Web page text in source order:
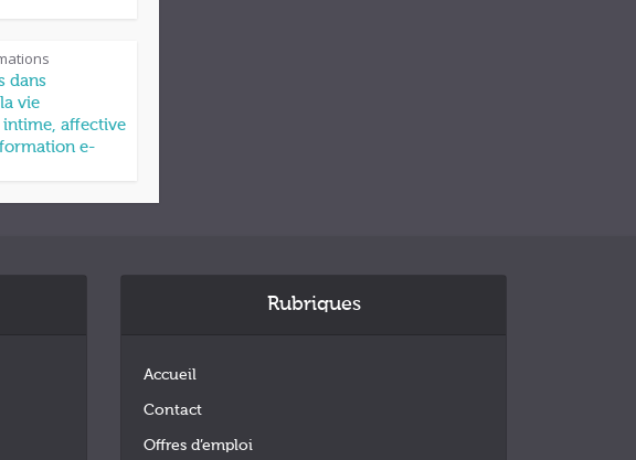
dans
vie
affective
e-
Rubriques
Accueil
Contact
Offres d’emploi